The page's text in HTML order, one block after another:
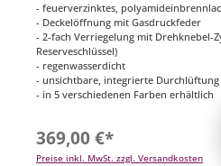
- feuerverzinktes,
- Deckelöffnung mit Gasdruckfeder
- 2-fach Verriegelung mit Drehknebel-
Reserveschlüssel)
- regenwasserdicht
- unsichtbare, integrierte Durchlüftung
- in 5 verschiedenen Farben erhältlich
369,00 €*
Preise inkl. MwSt. zzgl. Versandkosten